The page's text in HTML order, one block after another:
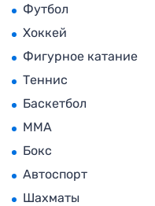
Футбол
Хоккей
Фигурное катание
Теннис
Баскетбол
MMA
Бокс
Автоспорт
Шахматы